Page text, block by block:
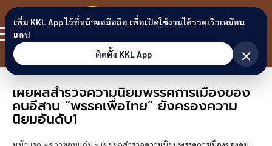
Skip to content
ขอนแก่น
ลิงก์
เผยผลสำรวจความนิยมพรรคการเมืองของ
คนอีสาน “พรรคเพื่อไทย” ยังครองความ
นิยมอันดับ1
เพิ่ม KKL App ไว้ที่หน้าจอมือถือ เพื่อเปิดใช้งานได้รวดเร็วเหมือน
แอป
ติดตั้ง KKL App
×